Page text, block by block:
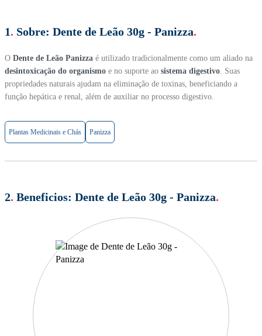
1. Sobre: Dente de Leão 30g - Panizza.
O Dente de Leão Panizza é utilizado tradicionalmente como um aliado na
desintoxicação do organismo e no suporte ao sistema digestivo . Suas
propriedades naturais ajudam na eliminação de toxinas, beneficiando a
função hepática e renal, além de auxiliar no processo digestivo.
Plantas Medicinais e Chás Panizza
2. Beneficios: Dente de Leão 30g - Panizza.